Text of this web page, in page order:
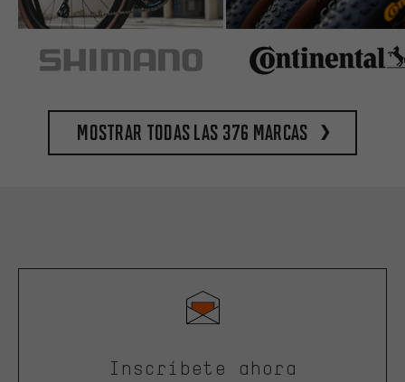
Mostrar todas las 376 marcas
Inscríbete ahora